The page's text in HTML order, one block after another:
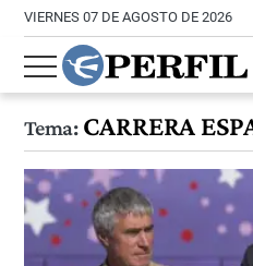
VIERNES 07 DE AGOSTO DE 2026
Tema:CARRERA